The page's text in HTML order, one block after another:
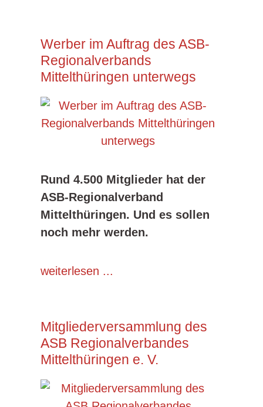
Werber im Auftrag des ASB-
Regionalverbands
Mittelthüringen unterwegs
Rund 4.500 Mitglieder hat der
ASB-Regionalverband
Mittelthüringen. Und es sollen
noch mehr werden.
weiterlesen ...
Mitgliederversammlung des
ASB Regionalverbandes
Mittelthüringen e. V.